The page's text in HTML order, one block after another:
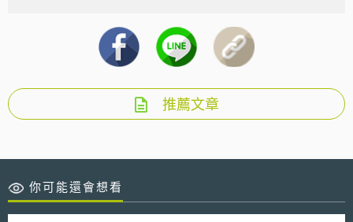
推薦文章
你可能還會想看